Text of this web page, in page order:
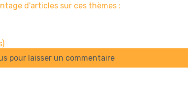
d'articles sur ces thèmes :
pour laisser un commentaire